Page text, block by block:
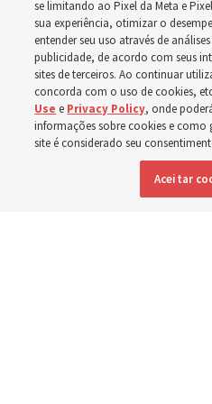
Nascido em 6 de agosto de
Élder Stevenson serve
2015
6 agosto 2026, 12:20 a.m. MDT
se limitando ao Pixel da Meta e
sua experiência, otimizar o
entender seu uso através de
publicidade, de acordo com seus
sites de terceiros. Ao continuar
concorda com o uso de cookies,
Use e Privacy Policy, onde
informações sobre cookies e como
site é considerado seu
Aceitar